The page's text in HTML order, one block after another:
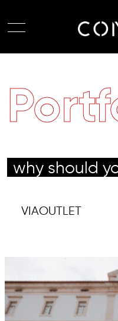
why should
VIAOUTLET